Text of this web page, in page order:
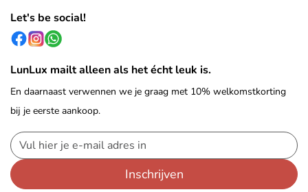
Let's be social!
LunLux mailt alleen als het écht leuk is.
En daarnaast verwennen we je graag met 10% welkomstkorting
bij je eerste aankoop.
Inschrijven